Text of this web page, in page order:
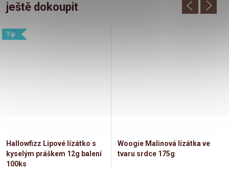
ještě dokoupit
Tip
Hallowfizz Lipové lízátko s
kyselým práškem 12g balení
100ks
Woogie Malinová lízátka ve
tvaru srdce 175g